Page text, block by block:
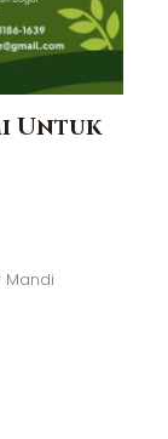
Untuk
Mandi